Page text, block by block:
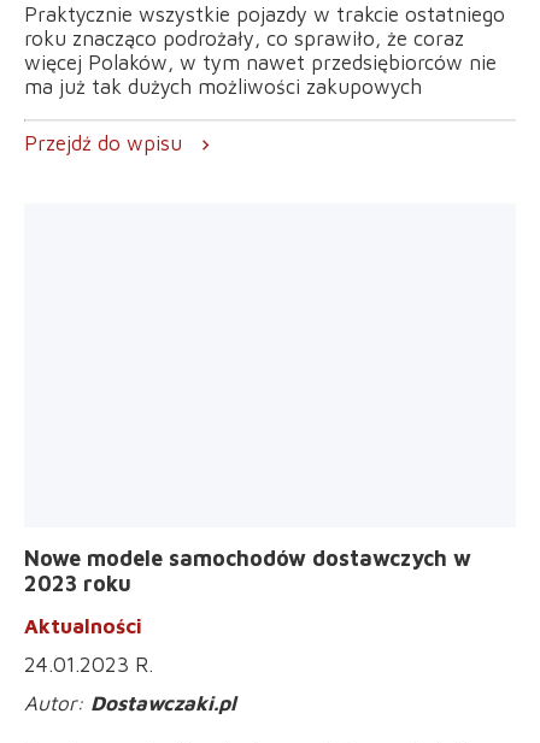
Praktycznie wszystkie pojazdy w trakcie ostatniego
roku znacząco podrożały, co sprawiło, że coraz
więcej Polaków, w tym nawet przedsiębiorców nie
ma już tak dużych możliwości zakupowych
Przejdź do wpisu chevron_right
Nowe modele samochodów dostawczych w
2023 roku
Aktualności
24.01.2023 R.
Dostawczaki.pl